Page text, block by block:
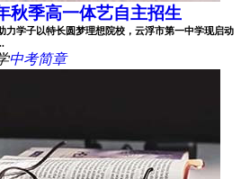
秋季高一体艺自主招生
力学子以特长圆梦理想院校，云浮市第一中学现启动
中考简章